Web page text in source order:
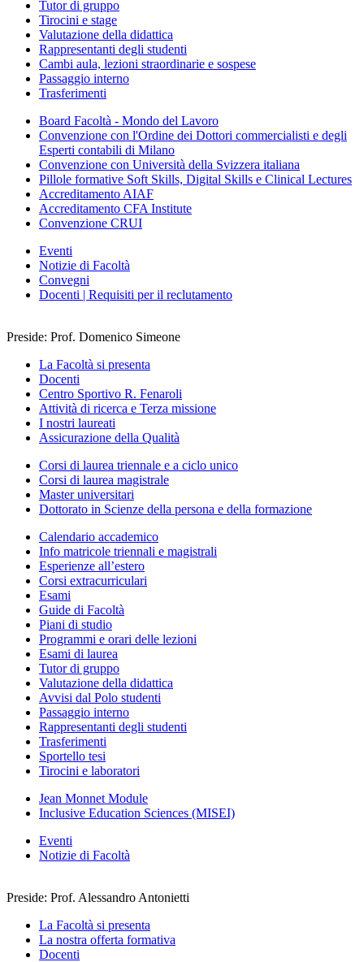
Tutor di gruppo
Tirocini e stage
Valutazione della didattica
Rappresentanti degli studenti
Cambi aula, lezioni straordinarie e sospese
Passaggio interno
Trasferimenti
Board Facoltà - Mondo del Lavoro
Convenzione con l'Ordine dei Dottori commercialisti e degli
Esperti contabili di Milano
Convenzione con Università della Svizzera italiana
Pillole formative Soft Skills, Digital Skills e Clinical Lectures
Accreditamento AIAF
Accreditamento CFA Institute
Convenzione CRUI
Eventi
Notizie di Facoltà
Convegni
Docenti | Requisiti per il reclutamento
Preside: Prof. Domenico Simeone
La Facoltà si presenta
Docenti
Centro Sportivo R. Fenaroli
Attività di ricerca e Terza missione
I nostri laureati
Assicurazione della Qualità
Corsi di laurea triennale e a ciclo unico
Corsi di laurea magistrale
Master universitari
Dottorato in Scienze della persona e della formazione
Calendario accademico
Info matricole triennali e magistrali
Esperienze all’estero
Corsi extracurriculari
Esami
Guide di Facoltà
Piani di studio
Programmi e orari delle lezioni
Esami di laurea
Tutor di gruppo
Valutazione della didattica
Avvisi dal Polo studenti
Passaggio interno
Rappresentanti degli studenti
Trasferimenti
Sportello tesi
Tirocini e laboratori
Jean Monnet Module
Inclusive Education Sciences (MISEI)
Eventi
Notizie di Facoltà
Preside: Prof. Alessandro Antonietti
La Facoltà si presenta
La nostra offerta formativa
Docenti